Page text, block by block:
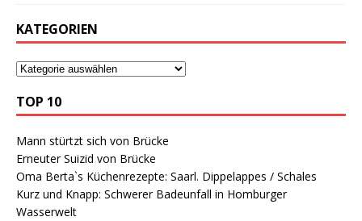
KATEGORIEN
TOP 10
Mann stürtzt sich von Brücke
Erneuter Suizid von Brücke
Oma Berta`s Küchenrezepte: Saarl. Dippelappes / Schales
Kurz und Knapp: Schwerer Badeunfall in Homburger
Wasserwelt